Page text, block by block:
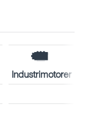
Industrimotorer